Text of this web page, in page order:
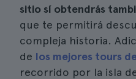
sitio sí obtendrás
que te permitirá
compleja historia.
de los mejores tours
recorrido por la isla